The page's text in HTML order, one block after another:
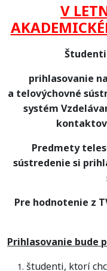
V
prihlasovanie
a telovýchovné
systém
Predmety
sústredenie si
Pre hodnotenie z
Prihlasovanie bude
študenti, ktorí